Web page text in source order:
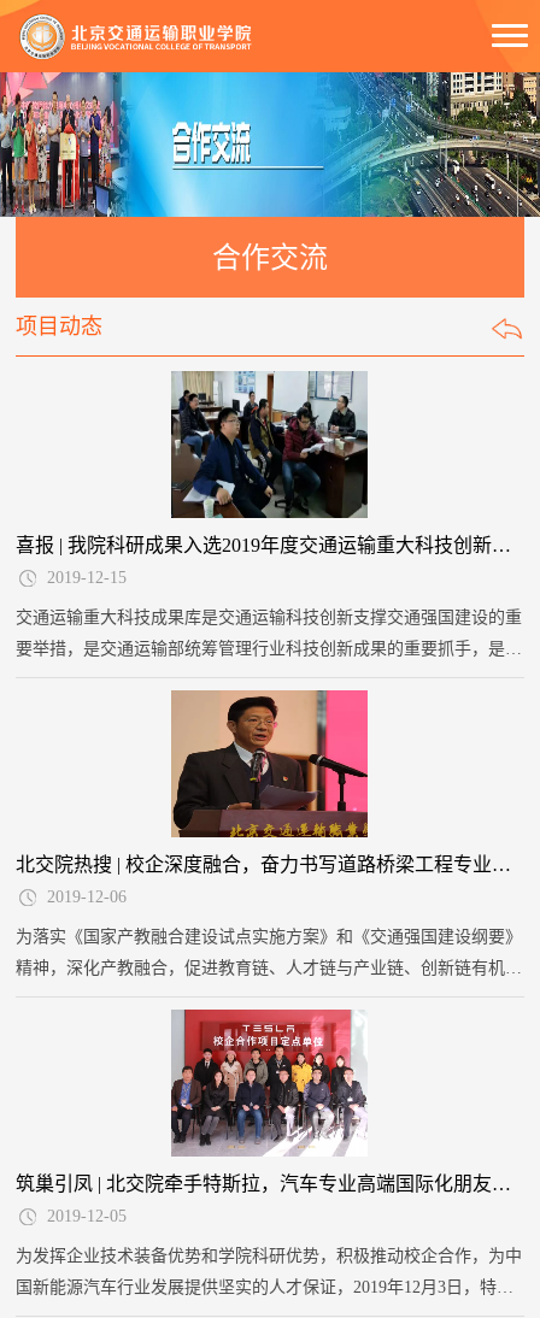
合作交流
项目动态
喜报 | 我院科研成果入选2019年度交通运输重大科技创新成果库！
2019-12-15
交通运输重大科技成果库是交通运输科技创新支撑交通强国建设的重
要举措，是交通运输部统筹管理行业科技创新成果的重要抓手，是行
项的成果储备库，是部协调推进各项科技创新工作的有力措施。
北交院热搜 | 校企深度融合，奋力书写道路桥梁工程专业建设新篇章！
2019-12-06
为落实《国家产教融合建设试点实施方案》和《交通强国建设纲要》
精神，深化产教融合，促进教育链、人才链与产业链、创新链有机衔
约仪式在我院通州校区举行。
筑巢引凤 | 北交院牵手特斯拉，汽车专业高端国际化朋友圈再拓展
2019-12-05
为发挥企业技术装备优势和学院科研优势，积极推动校企合作，为中
国新能源汽车行业发展提供坚实的人才保证，2019年12月3日，特斯